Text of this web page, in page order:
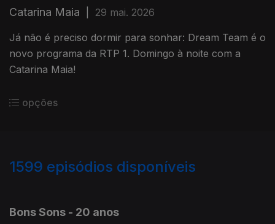
Catarina Maia 29 mai. 2026
Já não é preciso dormir para sonhar: Dream Team é o
novo programa da RTP 1. Domingo à noite com a
Catarina Maia!
opções
1599 episódios disponíveis
Bons Sons - 20 anos